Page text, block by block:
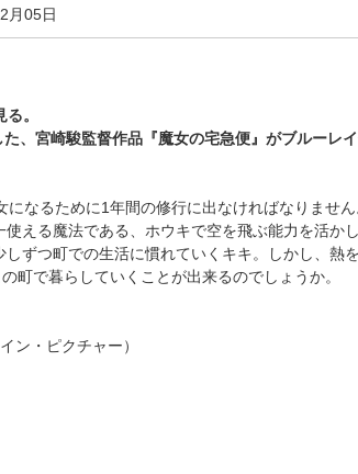
月05日
。
、宮崎駿監督作品『魔女の宅急便』がブルーレイ
なるために1年間の修行に出なければなりませ
える魔法である、ホウキで空を飛ぶ能力を活か
ずつ町での生活に慣れていくキキ。しかし、
町で暮らしていくことが出来るのでしょうか。
ン・ピクチャー）